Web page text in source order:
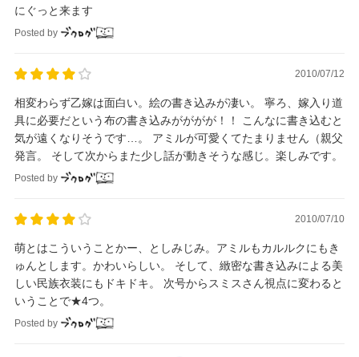
にぐっと来ます
Posted by
2010/07/12
相変わらず乙嫁は面白い。絵の書き込みが凄い。 寧ろ、嫁入り道
具に必要だという布の書き込みがががが！！ こんなに書き込むと
気が遠くなりそうです…。 アミルが可愛くてたまりません（親父
発言。 そして次からまた少し話が動きそうな感じ。楽しみです。
Posted by
2010/07/10
萌とはこういうことかー、としみじみ。アミルもカルルクにもき
ゅんとします。かわいらしい。 そして、緻密な書き込みによる美
しい民族衣装にもドキドキ。 次号からスミスさん視点に変わると
いうことで★4つ。
Posted by